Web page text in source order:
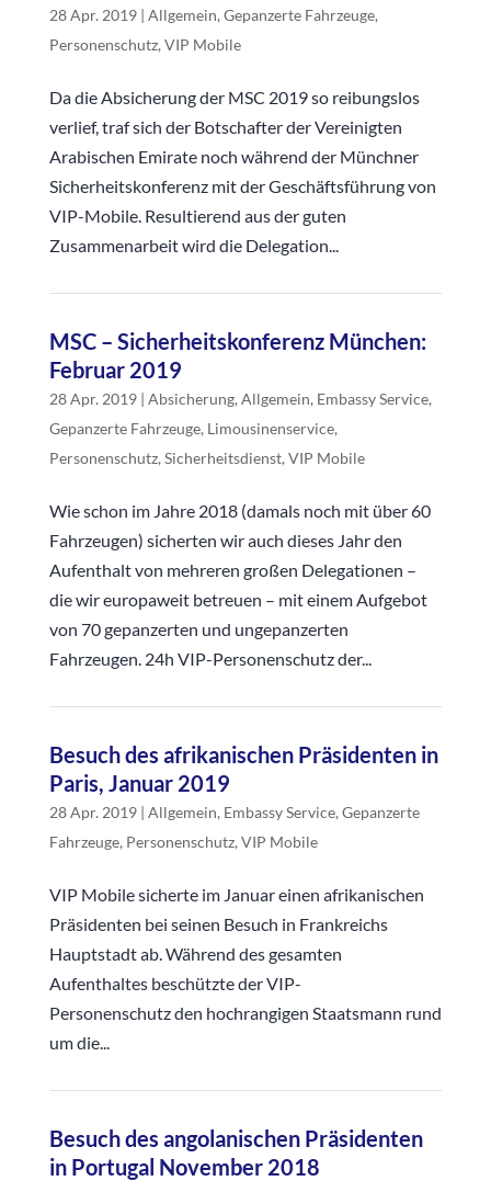
28 Apr. 2019| Allgemein, Gepanzerte Fahrzeuge,
Personenschutz, VIP Mobile
Da die Absicherung der MSC 2019 so reibungslos
verlief, traf sich der Botschafter der Vereinigten
Arabischen Emirate noch während der Münchner
Sicherheitskonferenz mit der Geschäftsführung von
VIP-Mobile. Resultierend aus der guten
Zusammenarbeit wird die Delegation...
MSC – Sicherheitskonferenz München:
Februar 2019
28 Apr. 2019| Absicherung, Allgemein, Embassy Service,
Gepanzerte Fahrzeuge, Limousinenservice,
Personenschutz, Sicherheitsdienst, VIP Mobile
Wie schon im Jahre 2018 (damals noch mit über 60
Fahrzeugen) sicherten wir auch dieses Jahr den
Aufenthalt von mehreren großen Delegationen –
die wir europaweit betreuen – mit einem Aufgebot
von 70 gepanzerten und ungepanzerten
Fahrzeugen. 24h VIP-Personenschutz der...
Besuch des afrikanischen Präsidenten in
Paris, Januar 2019
28 Apr. 2019| Allgemein, Embassy Service, Gepanzerte
Fahrzeuge, Personenschutz, VIP Mobile
VIP Mobile sicherte im Januar einen afrikanischen
Präsidenten bei seinen Besuch in Frankreichs
Hauptstadt ab. Während des gesamten
Aufenthaltes beschützte der VIP-
Personenschutz den hochrangigen Staatsmann rund
um die...
Besuch des angolanischen Präsidenten
in Portugal November 2018